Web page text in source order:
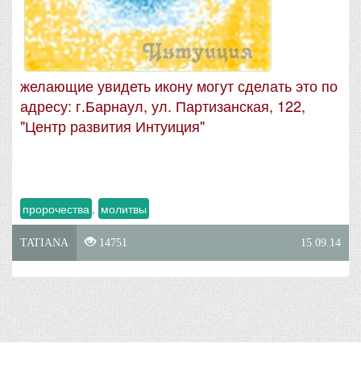
желающие увидеть икону могут сделать это по
адресу: г.Барнаул, ул. Партизанская, 122,
"Центр развития Интуиция"
пророчества , молитвы
TATIANA 14751 15.09.14